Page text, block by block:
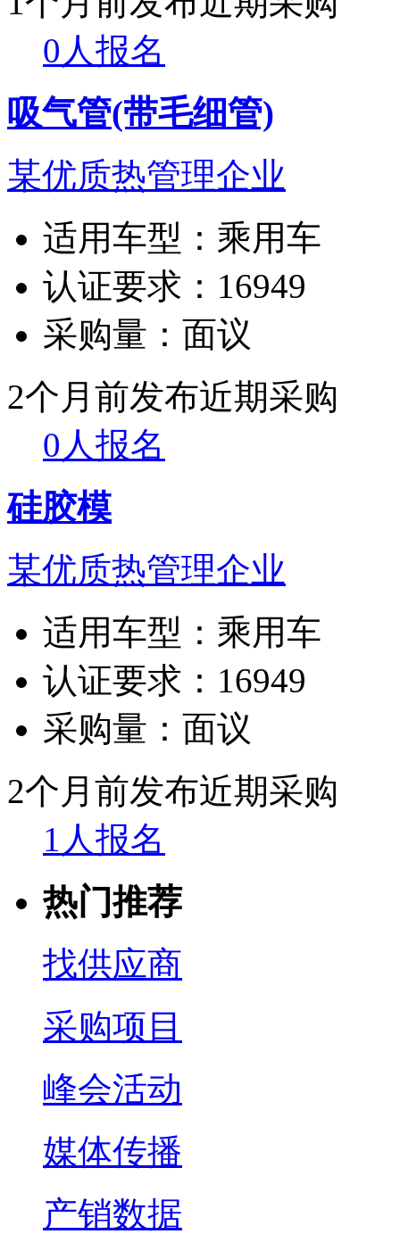
0人报名
吸气管(带毛细管)
某优质热管理企业
适用车型： 乘用车
认证要求： 16949
采购量： 面议
2个月前发布近期采购
0人报名
硅胶模
某优质热管理企业
适用车型： 乘用车
认证要求： 16949
采购量： 面议
2个月前发布近期采购
1人报名
热门推荐
找供应商
采购项目
峰会活动
媒体传播
产销数据